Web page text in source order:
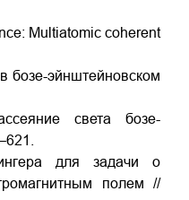
Multiatomic coherent
бозе-эйнштейновском
света бозе-
для задачи о
полем //